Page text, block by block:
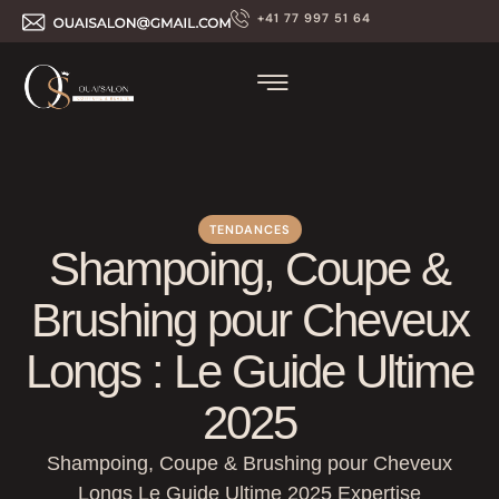
+41 77 997 51 64
TENDANCES
Shampoing, Coupe &
Brushing pour Cheveux
Longs : Le Guide Ultime
2025
Shampoing, Coupe & Brushing pour Cheveux
Longs Le Guide Ultime 2025 Expertise